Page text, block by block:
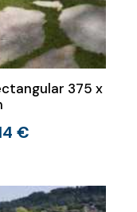
375 x
€